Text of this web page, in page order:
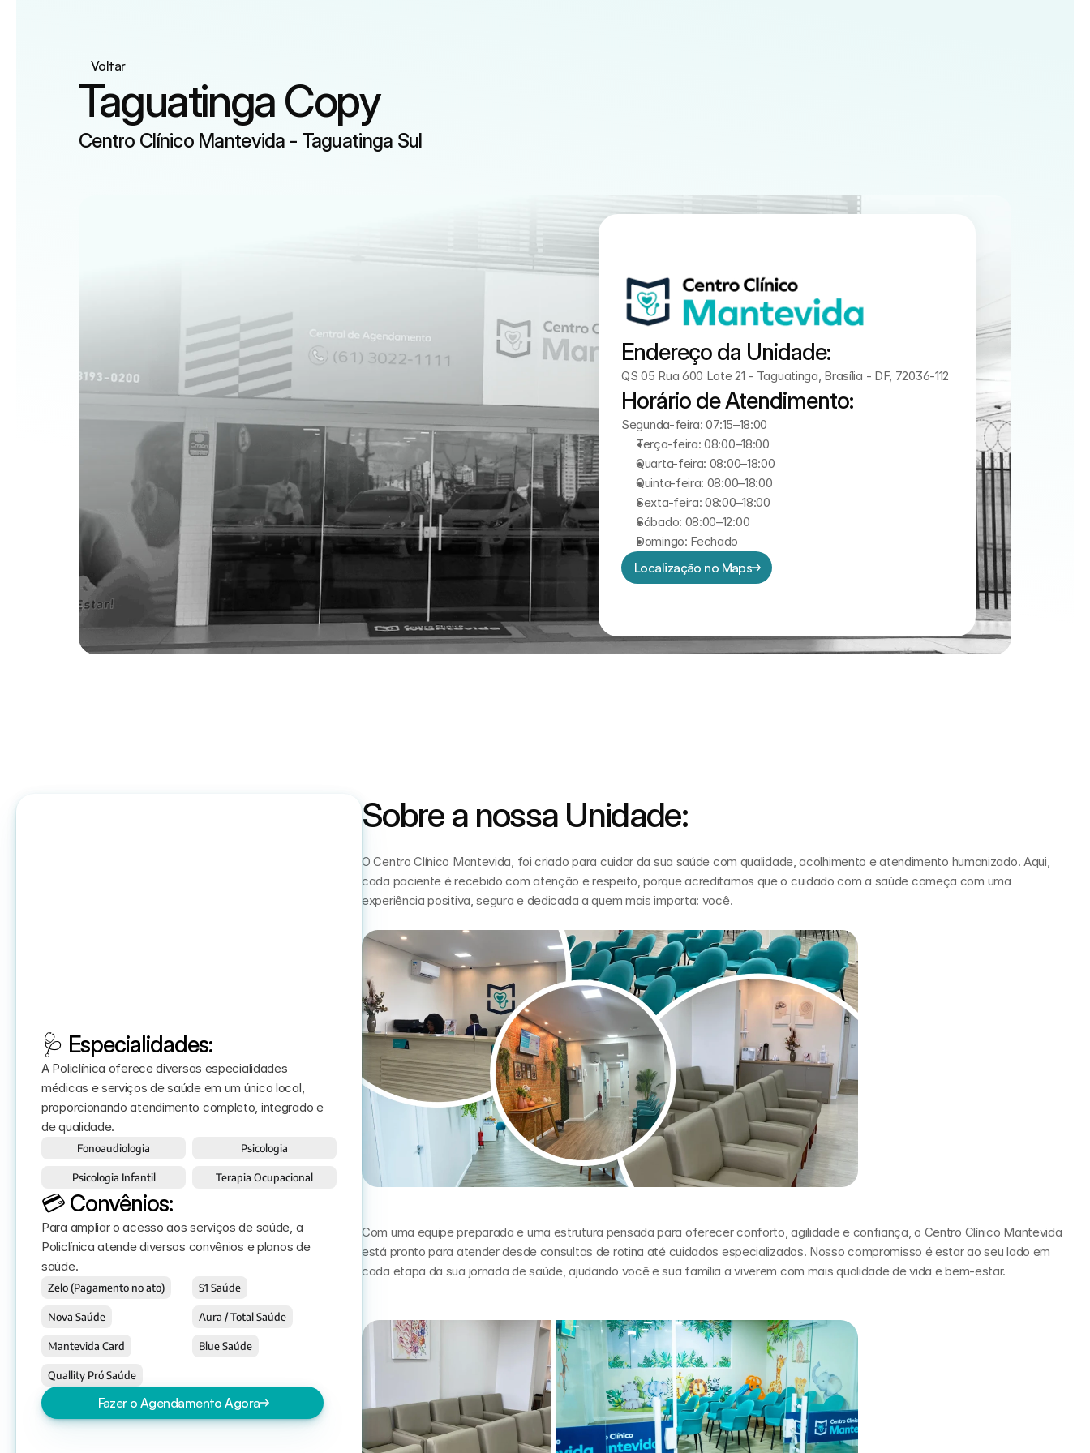
Voltar
Taguatinga Copy
Centro Clínico Mantevida - Taguatinga Sul
Endereço da Unidade:
QS 05 Rua 600 Lote 21 - Taguatinga, Brasília - DF, 72036-112
Horário de Atendimento:
Segunda-feira: 07:15–18:00
Terça-feira: 08:00–18:00
Quarta-feira: 08:00–18:00
Quinta-feira: 08:00–18:00
Sexta-feira: 08:00–18:00
Sábado: 08:00–12:00
Domingo: Fechado
Localização no Maps
🩺 Especialidades:
A Policlínica oferece diversas especialidades
médicas e serviços de saúde em um único local,
proporcionando atendimento completo, integrado e
de qualidade.
Fonoaudiologia Psicologia
Psicologia Infantil Terapia Ocupacional
💳 Convênios:
Para ampliar o acesso aos serviços de saúde, a
Policlínica atende diversos convênios e planos de
saúde.
Zelo (Pagamento no ato) S1 Saúde
Nova Saúde Aura / Total Saúde
Mantevida Card Blue Saúde
Quallity Pró Saúde
Fazer o Agendamento Agora
Sobre a nossa Unidade:
O Centro Clínico Mantevida, foi criado para cuidar da sua saúde com qualidade, acolhimento e atendimento humanizado. Aqui,
cada paciente é recebido com atenção e respeito, porque acreditamos que o cuidado com a saúde começa com uma
experiência positiva, segura e dedicada a quem mais importa: você.
Com uma equipe preparada e uma estrutura pensada para oferecer conforto, agilidade e confiança, o Centro Clínico Mantevida
está pronto para atender desde consultas de rotina até cuidados especializados. Nosso compromisso é estar ao seu lado em
cada etapa da sua jornada de saúde, ajudando você e sua família a viverem com mais qualidade de vida e bem-estar.